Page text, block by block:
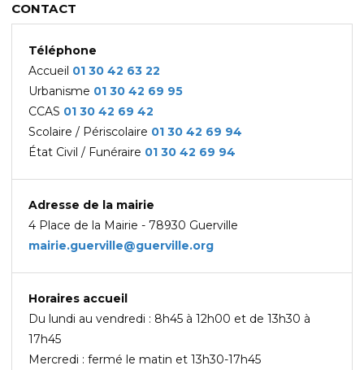
CONTACT
Téléphone
Accueil 01 30 42 63 22
Urbanisme 01 30 42 69 95
CCAS 01 30 42 69 42
Scolaire / Périscolaire 01 30 42 69 94
État Civil / Funéraire 01 30 42 69 94
Adresse de la mairie
4 Place de la Mairie - 78930 Guerville
mairie.guerville@guerville.org
Horaires accueil
Du lundi au vendredi : 8h45 à 12h00 et de 13h30 à
17h45
Mercredi : fermé le matin et 13h30-17h45